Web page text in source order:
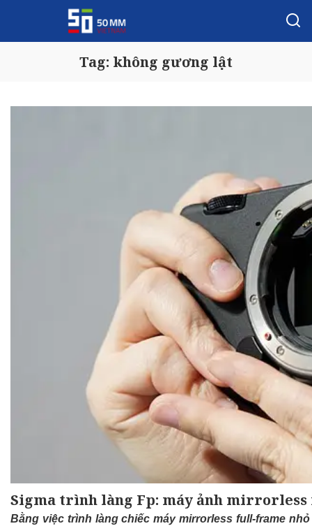
Tag: không gương lật
Sigma trình làng Fp: máy ảnh
Bằng việc trình làng chiếc máy mirrorless full-frame